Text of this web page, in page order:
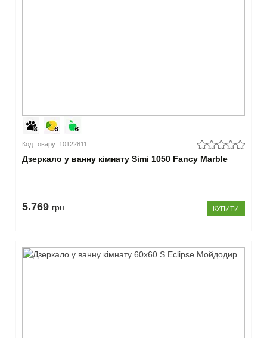
Код товару: 10122811
Дзеркало у ванну кімнату Simi 1050 Fancy Marble
5.769 грн КУПИТИ